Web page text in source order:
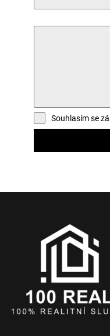
Souhlasím se